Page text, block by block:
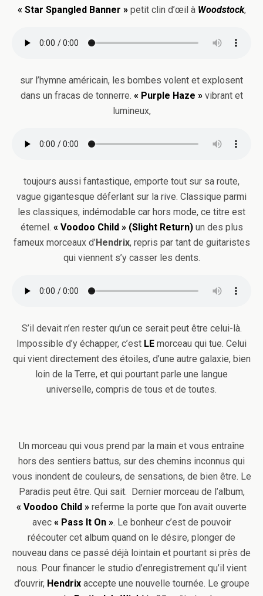
« Star Spangled Banner » petit clin d’œil à Woodstock,
sur l’hymne américain, les bombes volent et explosent
dans un fracas de tonnerre. « Purple Haze » vibrant et
lumineux,
toujours aussi fantastique, emporte tout sur sa route,
vague gigantesque déferlant sur la rive. Classique parmi
les classiques, indémodable car hors mode, ce titre est
éternel. « Voodoo Child » (Slight Return)un des plus
fameux morceaux d’Hendrix, repris par tant de guitaristes
qui viennent s’y casser les dents.
S’il devait n’en rester qu’un ce serait peut être celui-là.
Impossible d’y échapper, c’est LE morceau qui tue. Celui
qui vient directement des étoiles, d’une autre galaxie, bien
loin de la Terre, et qui pourtant parle une langue
universelle, compris de tous et de toutes.
Un morceau qui vous prend par la main et vous entraîne
hors des sentiers battus, sur des chemins inconnus qui
vous inondent de couleurs, de sensations, de bien être. Le
Paradis peut être. Qui sait. Dernier morceau de l’album,
« Voodoo Child » referme la porte que l’on avait ouverte
avec « Pass It On ». Le bonheur c’est de pouvoir
réécouter cet album quand on le désire, plonger de
nouveau dans ce passé déjà lointain et pourtant si près de
nous. Pour financer le studio d’enregistrement qu’il vient
d’ouvrir, Hendrixaccepte une nouvelle tournée. Le groupe